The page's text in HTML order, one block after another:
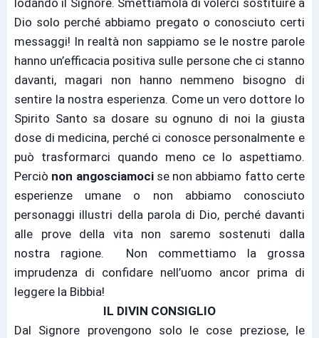
lodando il Signore. Smettiamola di volerci sostituire a
Dio solo perché abbiamo pregato o conosciuto certi
messaggi! In realtà non sappiamo se le nostre parole
hanno un’efficacia positiva sulle persone che ci stanno
davanti, magari non hanno nemmeno bisogno di
sentire la nostra esperienza. Come un vero dottore lo
Spirito Santo sa dosare su ognuno di noi la giusta
dose di medicina, perché ci conosce personalmente e
può trasformarci quando meno ce lo aspettiamo.
Perciò non angosciamocise non abbiamo fatto certe
esperienze umane o non abbiamo conosciuto
personaggi illustri della parola di Dio, perché davanti
alle prove della vita non saremo sostenuti dalla
nostra ragione. Non commettiamo la grossa
imprudenza di confidare nell’uomo ancor prima di
leggere la Bibbia!
IL DIVIN CONSIGLIO
Dal Signore provengono solo le cose preziose, le